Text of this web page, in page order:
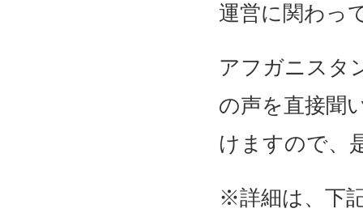
運営に関わっ
アフガニスタ
の声を直接聞
けますので、
※詳細は、下